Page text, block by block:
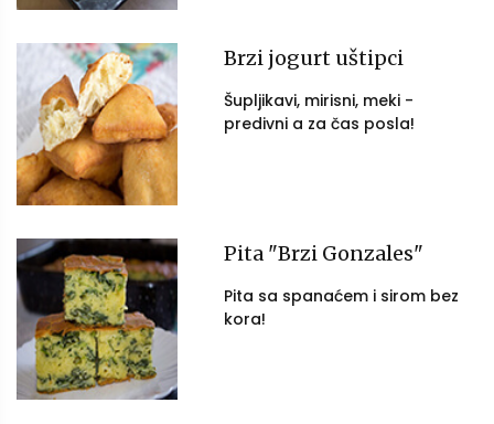
Brzi jogurt uštipci
Šupljikavi, mirisni, meki -
predivni a za čas posla!
Pita "Brzi Gonzales"
Pita sa spanaćem i sirom bez
kora!